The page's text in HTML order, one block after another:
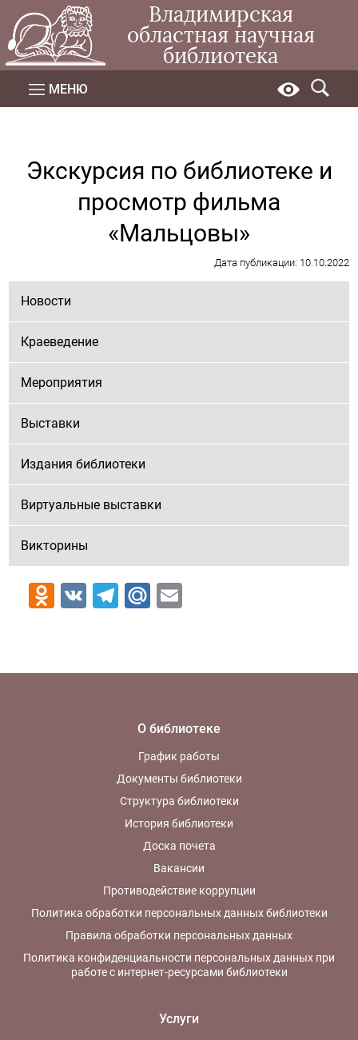
Владимирская
областная научная
библиотека
МЕНЮ
Экскурсия по библиотеке и
просмотр фильма
«Мальцовы»
Дата публикации: 10.10.2022
Новости
Краеведение
Мероприятия
Выставки
Издания библиотеки
Виртуальные выставки
Викторины
Odnoklassniki
VK Telegram
Mail.Ru
О библиотеке
График работы
Документы библиотеки
Структура библиотеки
История библиотеки
Доска почета
Вакансии
Противодействие коррупции
Политика обработки персональных данных библиотеки
Правила обработки персональных данных
Политика конфиденциальности персональных данных при
работе с интернет-ресурсами библиотеки
Услуги